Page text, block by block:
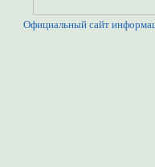
Официальный сайт